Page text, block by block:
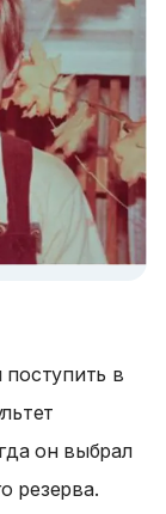
в
он выбрал
резерва.